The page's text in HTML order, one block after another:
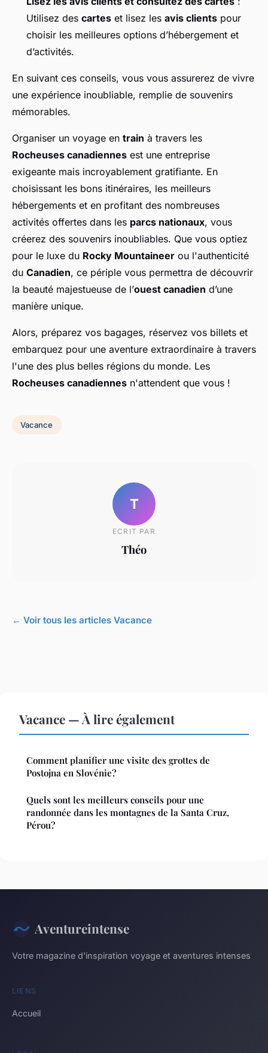
Utilisez des cartes et lisez les avis clients pour
choisir les meilleures options d’hébergement et
d’activités.
En suivant ces conseils, vous vous assurerez de vivre
une expérience inoubliable, remplie de souvenirs
mémorables.
Organiser un voyage en train à travers les
Rocheuses canadiennes est une entreprise
exigeante mais incroyablement gratifiante. En
choisissant les bons itinéraires, les meilleurs
hébergements et en profitant des nombreuses
activités offertes dans les parcs nationaux, vous
créerez des souvenirs inoubliables. Que vous optiez
pour le luxe du Rocky Mountaineer ou l'authenticité
du Canadien, ce périple vous permettra de découvrir
la beauté majestueuse de l’ouest canadien d’une
manière unique.
Alors, préparez vos bagages, réservez vos billets et
embarquez pour une aventure extraordinaire à travers
l'une des plus belles régions du monde. Les
Rocheuses canadiennes n'attendent que vous !
Vacance
T
ECRIT PAR
Théo
← Voir tous les articles Vacance
Vacance — À lire également
Comment planifier une visite des grottes de
Postojna en Slovénie?
Quels sont les meilleurs conseils pour une
randonnée dans les montagnes de la Santa Cruz,
Pérou?
Aventureintense
Votre magazine d'inspiration voyage et aventures intenses
LIENS
Accueil